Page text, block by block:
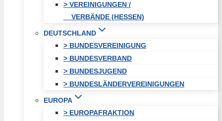
> VEREINIGUNGEN /
VERBÄNDE (HESSEN)
DEUTSCHLAND
> BUNDESVEREINIGUNG
> BUNDESVERBAND
> BUNDESJUGEND
> BUNDESLÄNDERVEREINIGUNGEN
EUROPA
> EUROPAFRAKTION